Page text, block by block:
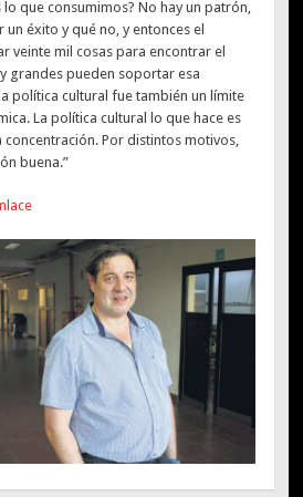
que consumimos? No hay un patrón,
un éxito y qué no, y entonces el
veinte mil cosas para encontrar el
grandes pueden soportar esa
política cultural fue también un límite
La política cultural lo que hace es
Por distintos motivos,
buena.”